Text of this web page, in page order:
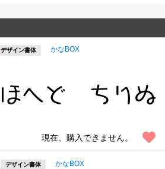
デザイン書体 かなBOX
現在、購入できません。
デザイン書体 かなBOX